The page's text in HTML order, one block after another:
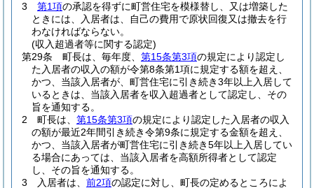
3
第1項の承認を得ずに町営住宅を模様替し、又は増築した
ときには、入居者は、自己の費用で原状回復又は撤去を行
わなければならない。
(収入超過者等に関する認定)
第29条
町長は、毎年度、 第15条第3項の規定により認定し
た入居者の収入の額が令第8条第1項に規定する額を超え、
かつ、当該入居者が、町営住宅に引き続き3年以上入居して
いるときは、当該入居者を収入超過者として認定し、その
旨を通知する。
2
町長は、 第15条第3項の規定により認定した入居者の収入
の額が最近2年間引き続き令第9条に規定する金額を超え、
かつ、当該入居者が町営住宅に引き続き5年以上入居してい
る場合にあっては、当該入居者を高額所得者として認定
し、その旨を通知する。
3
入居者は、 前2項の認定に対し、町長の定めるところによ